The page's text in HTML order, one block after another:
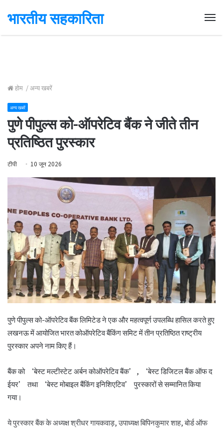
भारतीय सहकारिता
होम /अन्य खबरें
अन्य खबरें
पुणे पीपुल्स को-ऑपरेटिव बैंक ने जीते तीन
प्रतिष्ठित पुरस्कार
टीपी 10 जून 2026
पुणे पीपुल्स को-ऑपरेटिव बैंक लिमिटेड ने एक और महत्वपूर्ण उपलब्धि हासिल करते हुए
लखनऊ में आयोजित भारत कोऑपरेटिव बैंकिंग समिट में तीन प्रतिष्ठित राष्ट्रीय
पुरस्कार अपने नाम किए हैं।
बैंक को ‘बेस्ट मल्टीस्टेट अर्बन कोऑपरेटिव बैंक’, ‘बेस्ट डिजिटल बैंक ऑफ द
ईयर’ तथा ‘बेस्ट मोबाइल बैंकिंग इनिशिएटिव’ पुरस्कारों से सम्मानित किया
गया।
ये पुरस्कार बैंक के अध्यक्ष श्रीधर गायकवाड़, उपाध्यक्ष बिपिनकुमार शाह, बोर्ड ऑफ